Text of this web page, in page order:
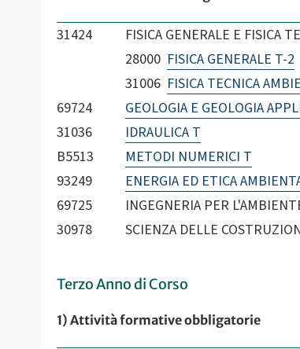
31424 FISICA GENERALE E FISICA
28000 FISICA GENERALE T-2
31006 FISICA TECNICA
69724
GEOLOGIA E GEOLOGIA
31036
IDRAULICA T
B5513
METODI NUMERICI T
93249
ENERGIA ED ETICA
69725
INGEGNERIA PER
30978
SCIENZA DELLE
Terzo Anno di Corso
1) Attività formative obbligatorie